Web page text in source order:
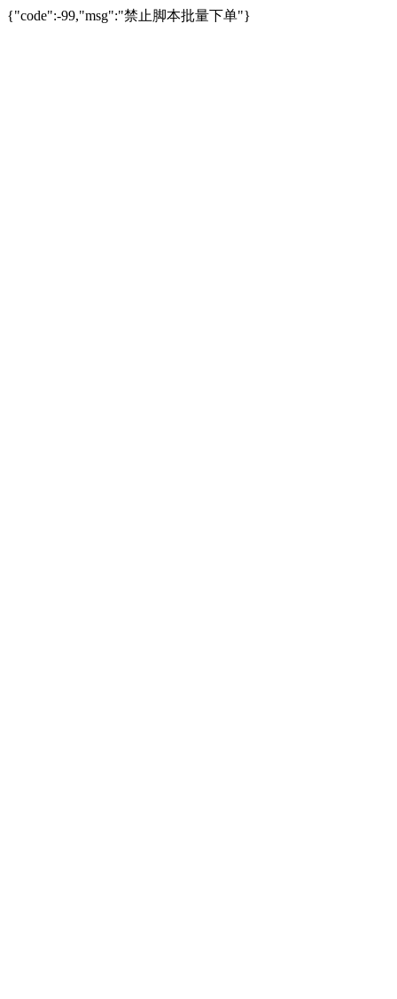
{"code":-99,"msg":"禁止脚本批量下单"}